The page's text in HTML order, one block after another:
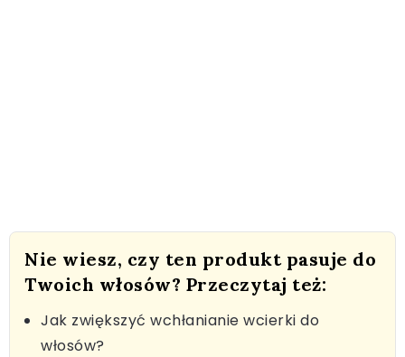
Nie wiesz, czy ten produkt pasuje do
Twoich włosów? Przeczytaj też:
Jak zwiększyć wchłanianie wcierki do
włosów?